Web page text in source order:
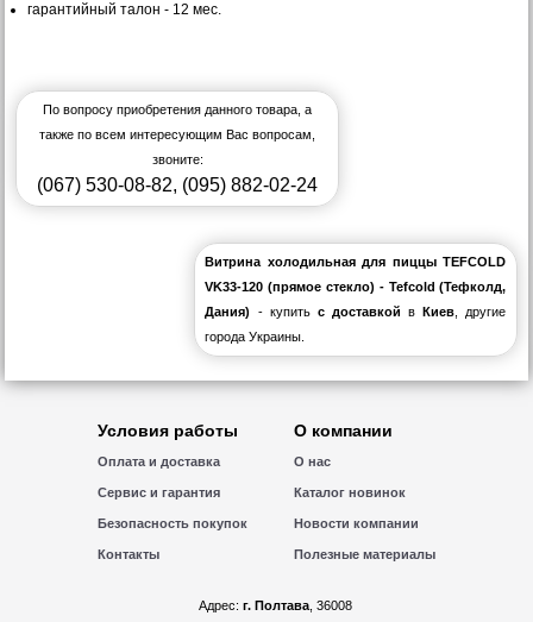
гарантийный талон - 12 мес.
По вопросу приобретения данного товара, а
также по всем интересующим Вас вопросам,
звоните:
(067) 530-08-82, (095) 882-02-24
Витрина холодильная для пиццы TEFCOLD
VK33-120 (прямое стекло) - Tefcold (Тефколд,
Дания) - купить с доставкой вКиев , другие
города Украины.
Условия работы
Оплата и доставка
Сервис и гарантия
Безопасность покупок
Контакты
О компании
О нас
Каталог новинок
Новости компании
Полезные материалы
Адрес: г. Полтава, 36008